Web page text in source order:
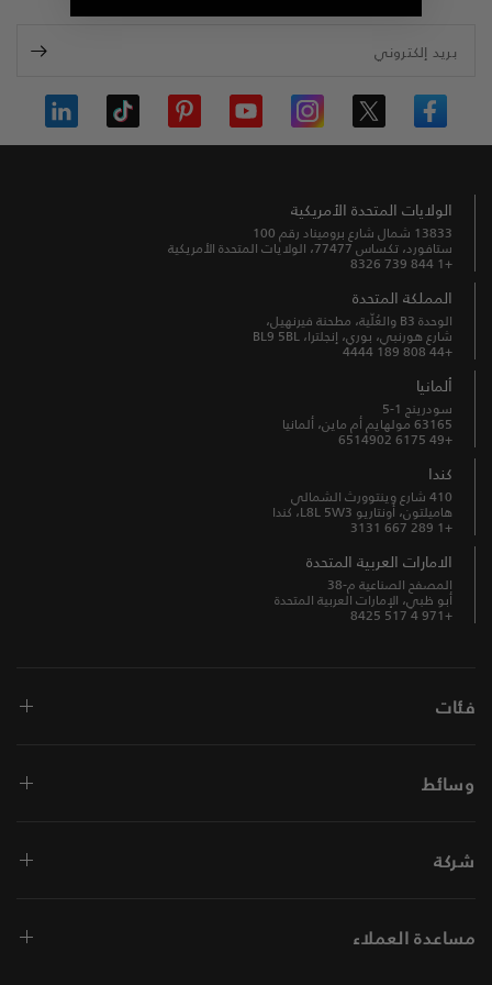
بريد إلكتروني
الولايات المتحدة الأمريكية
13833 شمال شارع بروميناد رقم 100
ستافورد، تكساس 77477، الولايات المتحدة الأمريكية
+1 844 739 8326
المملكة المتحدة
الوحدة B3 والعُلّية، مطحنة فيرنهيل،
شارع هورنبي، بوري، إنجلترا، BL9 5BL
+44 808 189 4444
ألمانيا
سودرينج 1-5
63165 مولهايم أم ماين، ألمانيا
+49 6175 6514902
كندا
410 شارع وينتوورث الشمالي
هاميلتون، أونتاريو L8L 5W3، كندا
+1 289 667 3131
الامارات العربية المتحدة
المصفح الصناعية م-38
أبو ظبي، الإمارات العربية المتحدة
+971 4 517 8425
فئات
وسائط
شركة
مساعدة العملاء